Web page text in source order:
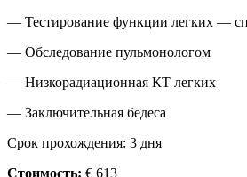
— Тестирование функции легких —
— Обследование пульмонологом
— Низкорадиационная КТ легких
— Заключительная бедеса
Срок прохождения: 3 дня
Стоимость: € 613